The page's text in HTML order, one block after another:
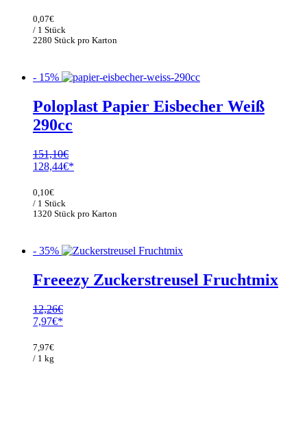
war:
183,40€
2280 Stück pro Karton
0,07€
/ 1 Stück
- 15%
Poloplast Papier Eisbecher Weiß
290cc
151,10€
Ursprünglicher
war:
151,10€
128,44€
1320 Stück pro Karton
0,10€
/ 1 Stück
- 35%
Freeezy Zuckerstreusel Fruchtmix
12,26€
Ursprünglicher
war:
12,26€
7,97€
7,97€
/ 1 kg